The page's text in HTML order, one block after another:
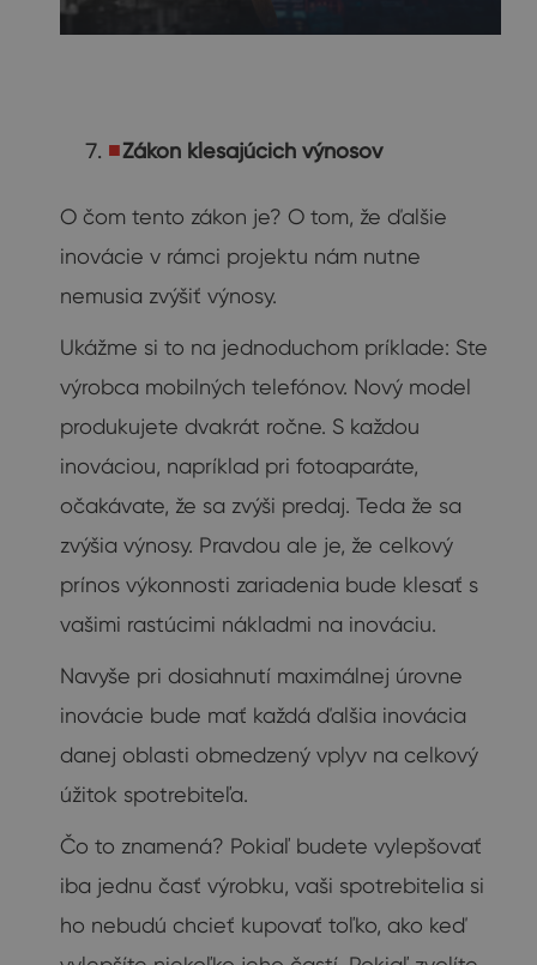
Zákon klesajúcich výnosov
O čom tento zákon je? O tom, že ďalšie
inovácie v rámci projektu nám nutne
nemusia zvýšiť výnosy.
Ukážme si to na jednoduchom príklade: Ste
výrobca mobilných telefónov. Nový model
produkujete dvakrát ročne. S každou
inováciou, napríklad pri fotoaparáte,
očakávate, že sa zvýši predaj. Teda že sa
zvýšia výnosy. Pravdou ale je, že celkový
prínos výkonnosti zariadenia bude klesať s
vašimi rastúcimi nákladmi na inováciu.
Navyše pri dosiahnutí maximálnej úrovne
inovácie bude mať každá ďalšia inovácia
danej oblasti obmedzený vplyv na celkový
úžitok spotrebiteľa.
Čo to znamená? Pokiaľ budete vylepšovať
iba jednu časť výrobku, vaši spotrebitelia si
ho nebudú chcieť kupovať toľko, ako keď